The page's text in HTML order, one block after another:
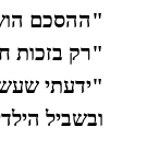
"ההסכם
"רק בזכות
"ידעתי
ובשביל